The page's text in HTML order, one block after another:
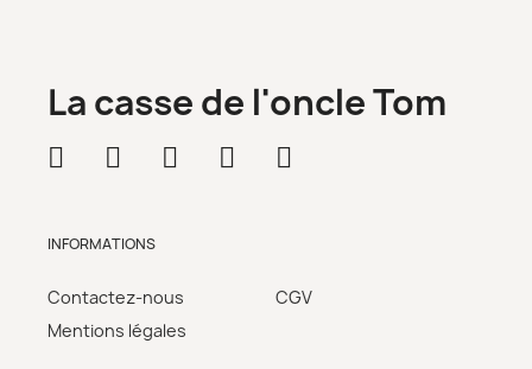
La casse de l'oncle Tom
INFORMATIONS
Contactez-nous
Mentions légales
CGV